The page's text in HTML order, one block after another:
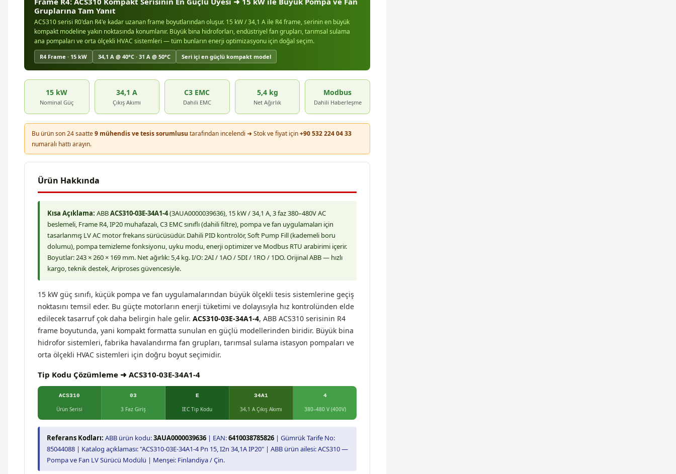
Gruplarına Tam Yanıt
ACS310 serisi R0'dan R4'e kadar uzanan frame boyutlarından oluşur. 15 kW / 34,1 A ile R4 frame, serinin en büyük
kompakt modeline yakın noktasında konumlanır. Büyük bina hidroforları, endüstriyel fan grupları, tarımsal sulama
ana pompaları ve orta ölçekli HVAC sistemleri — tüm bunların enerji optimizasyonu için doğal seçim.
R4 Frame · 15 kW 34,1 A @ 40°C · 31 A @ 50°C Seri içi en güçlü kompakt model
15 kW
Nominal Güç
34,1 A
Çıkış Akımı
C3 EMC
Dahili EMC
5,4 kg
Net Ağırlık
Modbus
Dahili Haberleşme
Bu ürün son 24 saatte9 mühendis ve tesis sorumlusu tarafından incelendi ➜ Stok ve fiyat için+90 532 224 04 33
numaralı hattı arayın.
Ürün Hakkında
Kısa Açıklama: ABBACS310-03E-34A1-4(3AUA0000039636), 15 kW / 34,1 A, 3 faz 380–480V AC
beslemeli, Frame R4, IP20 muhafazalı, C3 EMC sınıflı (dahili filtre), pompa ve fan uygulamaları için
tasarlanmış LV AC motor frekans sürücüsüdür. Dahili PID kontrolör, Soft Pump Fill (kademeli boru
dolumu), pompa temizleme fonksiyonu, uyku modu, enerji optimizer ve Modbus RTU arabirimi içerir.
Boyutlar: 243 × 260 × 169 mm. Net ağırlık: 5,4 kg. I/O: 2AI / 1AO / 5DI / 1RO / 1DO. Orijinal ABB — hızlı
kargo, teknik destek, Ariproses güvencesiyle.
15 kW güç sınıfı, küçük pompa ve fan uygulamalarından büyük ölçekli tesis sistemlerine geçiş
noktasını temsil eder. Bu güçte motorların enerji tüketimi ve dolayısıyla hız kontrolünden elde
edilecek tasarruf çok daha belirgin hale gelir. ACS310-03E-34A1-4, ABB ACS310 serisinin R4
frame boyutunda, yani kompakt formatta sunulan en güçlü modellerinden biridir. Büyük bina
hidrofor sistemleri, fabrika havalandırma fan grupları, tarımsal sulama istasyon pompaları ve
orta ölçekli HVAC sistemleri için doğru boyut seçimidir.
Tip Kodu Çözümleme ➜ ACS310-03E-34A1-4
ACS310
Ürün Serisi
03
3 Faz Giriş
E
IEC Tip Kodu
34A1
34,1 A Çıkış Akımı
4
380–480 V (400V)
Referans Kodları: ABB ürün kodu:3AUA0000039636 | EAN:6410038785826 | Gümrük Tarife No:
85044088 | Katalog açıklaması: "ACS310-03E-34A1-4 Pn 15, I2n 34,1A IP20" | ABB ürün ailesi: ACS310 —
Pompa ve Fan LV Sürücü Modülü | Menşei: Finlandiya / Çin.